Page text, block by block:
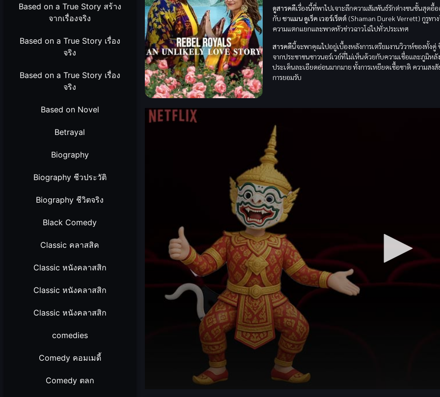
Based on a True Story สร้าง
จากเรื่องจริง
Based on a True Story เรื่อง
จริง
Based on a True Story เรื่อง
จริง
Based on Novel
Betrayal
Biography
Biography ชีวประวัติ
Biography ชีวิตจริง
Black Comedy
Classic คลาสสิค
Classic หนังคลาสสิก
Classic หนังคลาสสิก
Classic หนังคลาสสิก
comedies
Comedy คอมเมดี้
Comedy ตลก
ดูสารคดีเรื่องนี้ที่พาไปเจาะลึกความสัมพันธ์รักต่างชนชั้นสุดอื้
กับ ชาแมน ดูเร็ค เวอร์เร็ตต์ (Shaman Durek Verrett) กูรูท
ความแตกแยกและพาดหัวข่าวฉาวโฉ่ไปทั่วประเทศ
สารคดีนี้จะพาคุณไปอยู่เบื้องหลังการเตรียมงานวิวาห์ของทั้ง
จากประชาชนชาวนอร์เวย์ที่ไม่เห็นด้วยกับความเชื่อและภูมิห
ประเด็นละเอียดอ่อนมากมาย ทั้งการเหยียดเชื้อชาติ ความส
การยอมรับ